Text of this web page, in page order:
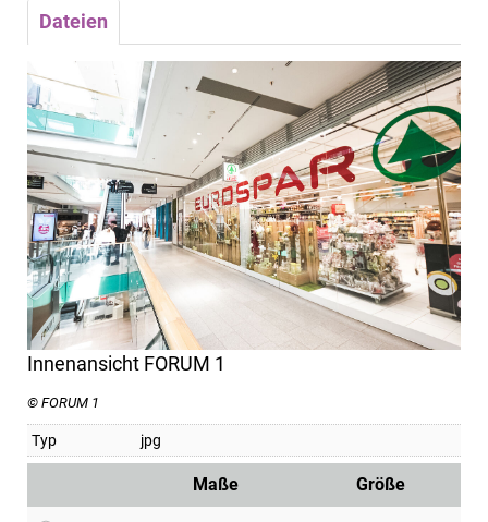
Dateien
Innenansicht FORUM 1
© FORUM 1
Typ jpg
Maße Größe